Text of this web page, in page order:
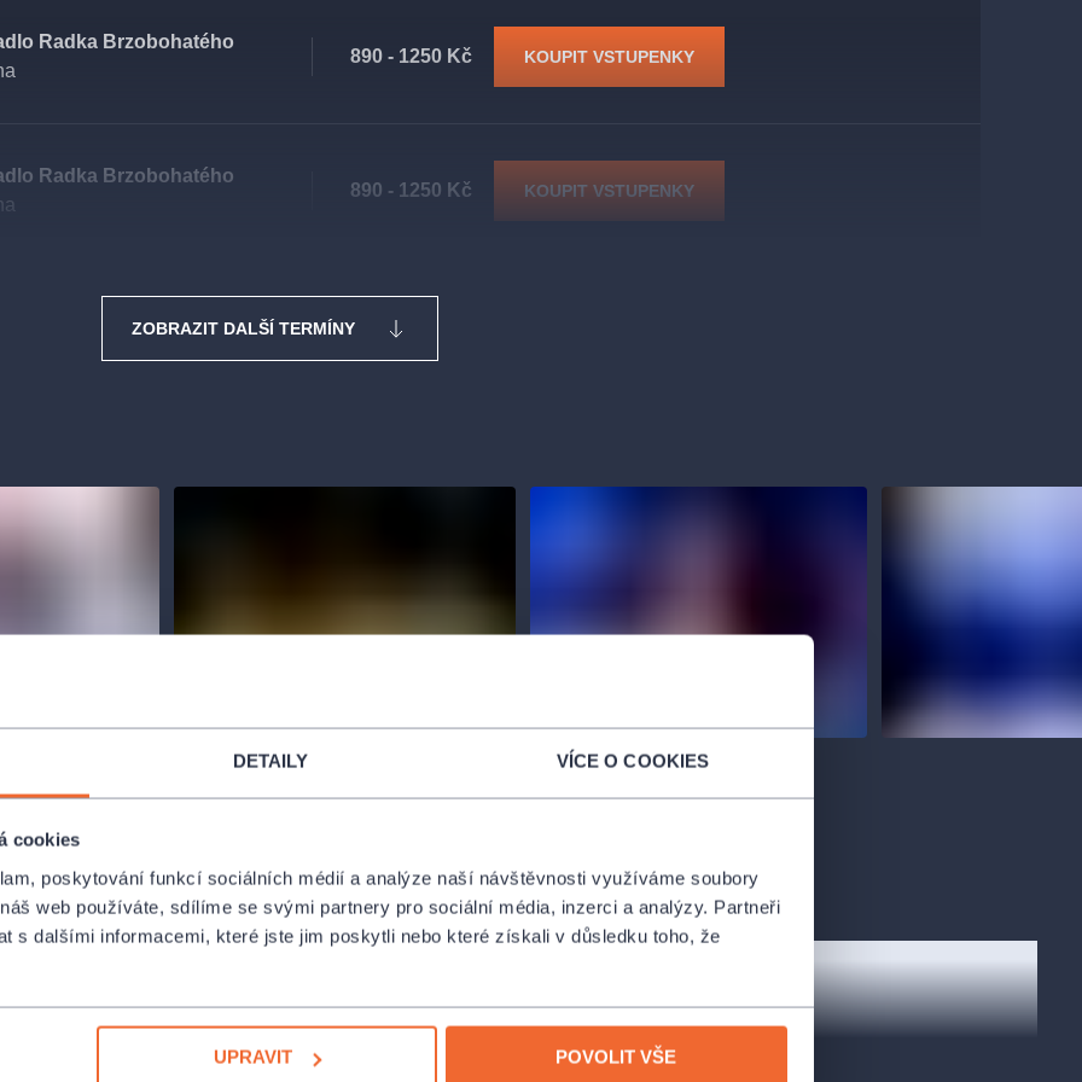
DETAILY VÍCE O COOKIES
cookies
poskytování funkcí sociálních médií a analýze naší návštěvnosti využíváme soubory
web používáte, sdílíme se svými partnery pro sociální média, inzerci a analýzy. Partneři
s dalšími informacemi, které jste jim poskytli nebo které získali v důsledku toho, že
UPRAVIT POVOLIT VŠE
Radka Brzobohatého
890 - 1250 Kč KOUPIT VSTUPENKY
Radka Brzobohatého
890 - 1250 Kč KOUPIT VSTUPENKY
ZOBRAZIT DALŠÍ TERMÍNY